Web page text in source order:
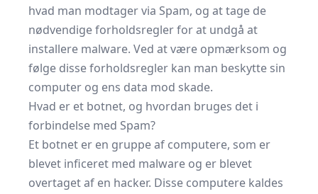
hvad man modtager via Spam, og at tage de
nødvendige forholdsregler for at undgå at
installere malware. Ved at være opmærksom og
følge disse forholdsregler kan man beskytte sin
computer og ens data mod skade.
Hvad er et botnet, og hvordan bruges det i
forbindelse med Spam?
Et botnet er en gruppe af computere, som er
blevet inficeret med malware og er blevet
overtaget af en hacker. Disse computere kaldes